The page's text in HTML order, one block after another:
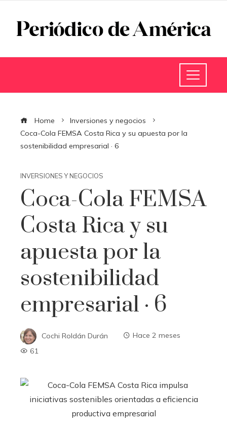
Home
Inversiones y negocios
Coca-Cola FEMSA Costa Rica y su apuesta por la
sostenibilidad empresarial · 6
INVERSIONES Y NEGOCIOS
Coca-Cola FEMSA
Costa Rica y su
apuesta por la
sostenibilidad
empresarial · 6
Cochi Roldán Durán
Hace 2 meses
61